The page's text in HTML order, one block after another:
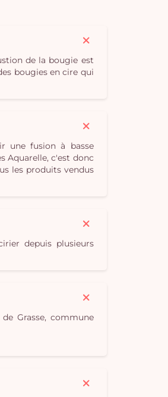
de la bougie est
bougies en cire qui
une fusion à basse
Aquarelle, c'est donc
les produits vendus
depuis plusieurs
Grasse, commune